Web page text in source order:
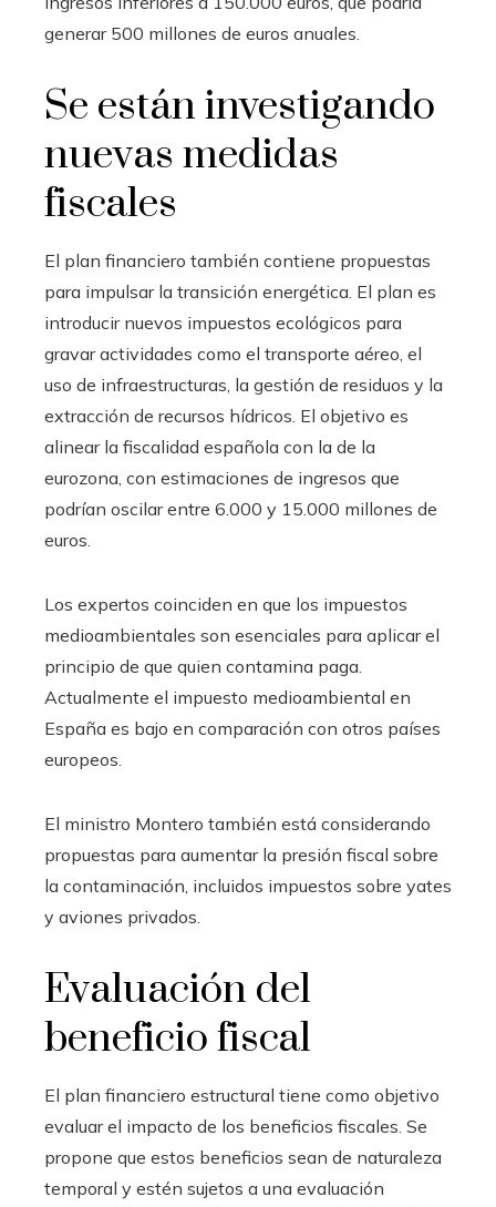
generar 500 millones de euros anuales.
Se están investigando
nuevas medidas
fiscales
El plan financiero también contiene propuestas
para impulsar la transición energética. El plan es
introducir nuevos impuestos ecológicos para
gravar actividades como el transporte aéreo, el
uso de infraestructuras, la gestión de residuos y la
extracción de recursos hídricos. El objetivo es
alinear la fiscalidad española con la de la
eurozona, con estimaciones de ingresos que
podrían oscilar entre 6.000 y 15.000 millones de
euros.
Los expertos coinciden en que los impuestos
medioambientales son esenciales para aplicar el
principio de que quien contamina paga.
Actualmente el impuesto medioambiental en
España es bajo en comparación con otros países
europeos.
El ministro Montero también está considerando
propuestas para aumentar la presión fiscal sobre
la contaminación, incluidos impuestos sobre yates
y aviones privados.
Evaluación del
beneficio fiscal
El plan financiero estructural tiene como objetivo
evaluar el impacto de los beneficios fiscales. Se
propone que estos beneficios sean de naturaleza
temporal y estén sujetos a una evaluación